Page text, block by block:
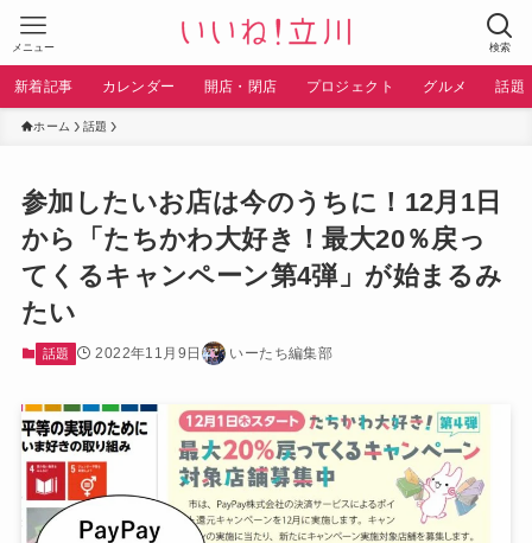
検索
メニュー
新着記事 カレンダー 開店・閉店 プロジェクト グルメ 話題
ホーム 話題
参加したいお店は今のうちに！12月1日
から「たちかわ大好き！最大20％戻っ
てくるキャンペーン第4弾」が始まるみ
たい
話題 2022年11月9日 いーたち編集部